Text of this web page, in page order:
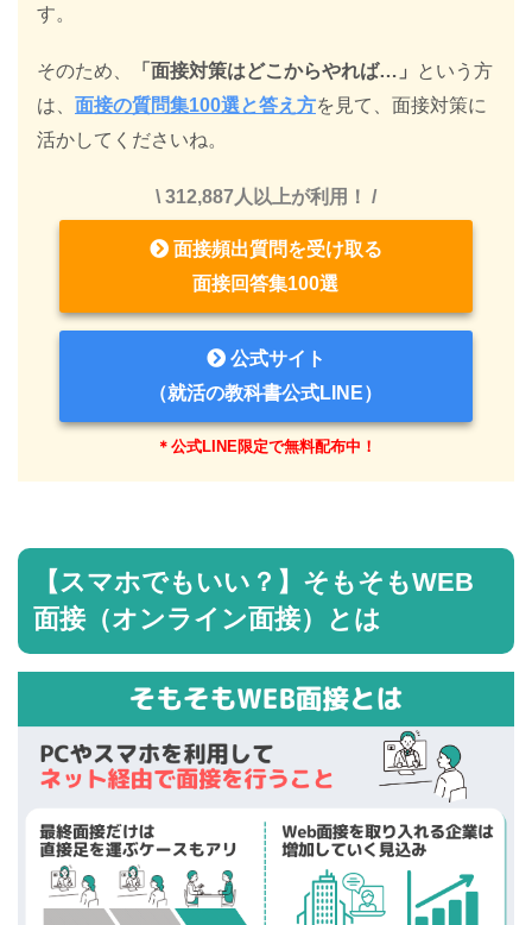
す。
そのため、 「面接対策はどこからやれば…」
という方
は、 面接の質問集100選と答え方を見て、面接対策に
活かしてくださいね。
\ 312,887人以上が利用！ /
面接頻出質問を受け取る
面接回答集100選
公式サイト
（就活の教科書公式LINE）
＊公式LINE限定で無料配布中！
【スマホでもいい？】そもそもWEB
面接（オンライン面接）とは